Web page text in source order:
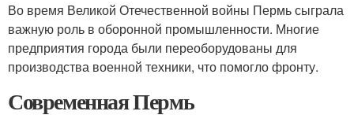
Во время Великой Отечественной войны Пермь сыграла
важную роль в оборонной промышленности. Многие
предприятия города были переоборудованы для
производства военной техники, что помогло фронту.
Современная Пермь